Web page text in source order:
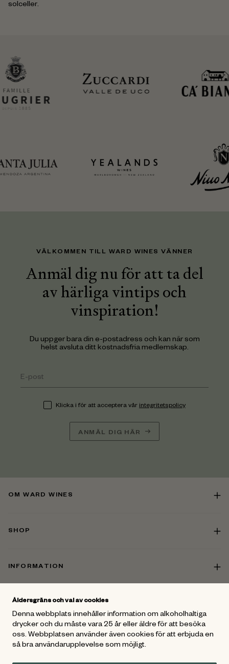
solceller.
VÄLKOMMEN TILL WARD WINES VÄNNER
Anmäl dig nu för att ta del
av härliga vintips och
vinspiration!
Du uppger bara din e-postadress och kan när som
helst avsluta ditt kostnadsfria medlemskap.
Klicka i för att acceptera vår integritetspolicy
ANMÄL DIG HÄR
OM WARD WINES
SHOP
INFORMATION
KONTAKT
Åldersgräns och val av cookies
Denna webbplats innehåller information om alkoholhaltiga
drycker och du måste vara 25 år eller äldre för att besöka
oss. Webbplatsen använder även cookies för att erbjuda en
så bra användarupplevelse som möjligt.